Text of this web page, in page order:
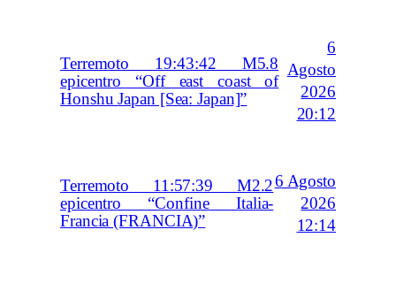
Terremoto 19:43:42 M5.8
epicentro “Off east coast of
Honshu Japan [Sea: Japan]”
6
Agosto
2026
20:12
Terremoto 11:57:39 M2.2
epicentro “Confine Italia-
Francia (FRANCIA)”
6 Agosto
2026
12:14